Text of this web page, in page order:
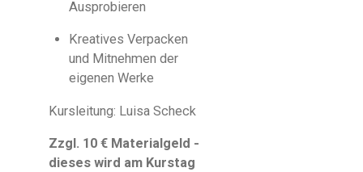
Ausprobieren
Kreatives Verpacken
und Mitnehmen der
eigenen Werke
Kursleitung: Luisa Scheck
Zzgl. 10 € Materialgeld -
dieses wird am Kurstag